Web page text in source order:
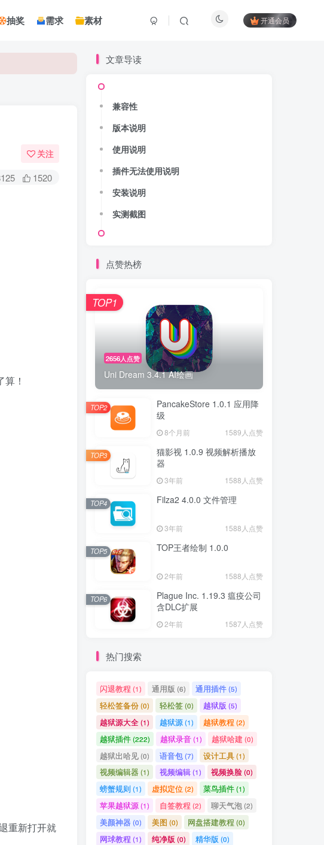
抽奖 需求 素材 开通会员
关注
1520
！
重新打开就
文章导读
兼容性
版本说明
使用说明
插件无法使用说明
安装说明
实测截图
点赞热榜
2656人点赞
Uni Dream 3.4.1 AI绘画
TOP1
PancakeStore 1.0.1 应用降
级
8个月前 1589人点赞
TOP2
猫影视 1.0.9 视频解析播放
器
3年前 1588人点赞
TOP3
Filza2 4.0.0 文件管理
3年前 1588人点赞
TOP4
TOP王者绘制 1.0.0
2年前 1588人点赞
TOP5
Plague Inc. 1.19.3 瘟疫公司
含DLC扩展
2年前 1587人点赞
TOP6
热门搜索
闪退教程 (1) 通用版 (6) 通用插件(5)
轻松签备份(0) 轻松签(0) 越狱版 (5)
越狱源大全(1) 越狱源(1) 越狱教程 (2)
越狱插件(222) 越狱录音(1) 越狱哈建 (0)
越狱出哈见(0) 语音包(7) 设计工具(1)
视频编辑器(1) 视频编辑(1) 视频换脸(0)
螃蟹规则(1) 虚拟定位 (2) 菜鸟插件(1)
苹果越狱源(1) 自签教程 (2) 聊天气泡(2)
美颜神器(0) 美图 (0) 网盘搭建教程 (0)
网球教程 (1) 纯净版 (0) 精华版 (0)